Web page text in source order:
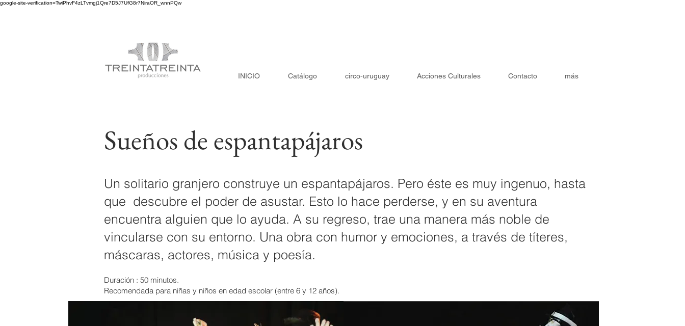
google-site-verification=TwiPhvF4zLTvmgj1Qre7D5J7UfG8r7NiraOR_wnnPQw
INICIO Catálogo circo-uruguay Acciones Culturales Contacto más
Sueños de espantapájaros
Un solitario granjero construye un espantapájaros. Pero éste es muy ingenuo, hasta
que descubre el poder de asustar. Esto lo hace perderse, y en su aventura
encuentra alguien que lo ayuda. A su regreso, trae una manera más noble de
vincularse con su entorno. Una obra con humor y emociones, a través de títeres,
máscaras, actores, música y poesía.
Duración : 50 minutos.
Recomendada para niñas y niños en edad escolar (entre 6 y 12 años).